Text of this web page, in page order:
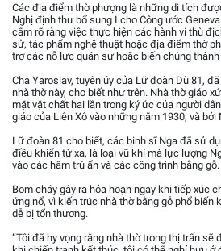
Các địa điểm thờ phượng là những di tích
Nghị định thư bổ sung I cho Công ước
cấm rõ ràng việc thực hiện các hành vi thù
sử, tác phẩm nghệ thuật hoặc địa điểm thờ
trợ các nỗ lực quân sự hoặc biến chúng
Cha Yaroslav, tuyên úy của Lữ đoàn Dù 81,
nhà thờ này, cho biết như trên. Nhà thờ giáo
mặt vật chất hai lần trong ký ức của người
giáo của Liên Xô vào những năm 1930, và bởi
Lữ đoàn 81 cho biết, các binh sĩ Nga đã sử
điều khiển từ xa, là loại vũ khí mà lực lượng
vào các hầm trú ẩn và các công trình bằng gỗ.
Bom cháy gây ra hỏa hoạn ngay khi tiếp xúc
ứng nổ, vì kiến trúc nhà thờ bằng gỗ phổ biến
dễ bị tổn thương.
“Tôi đã hy vọng rằng nhà thờ trong thị trấn sẽ